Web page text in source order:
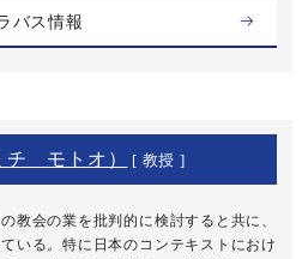
バス情報
モトオ） [ 教授 ]
教会の業を批判的に検討すると共に、
いる。特に日本のコンテキストにおけ